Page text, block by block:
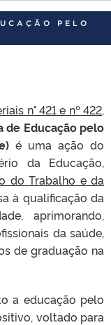
PELO
n° 421 e nº 422,
de Educação pelo
é uma ação do
da Educação,
do Trabalho e da
à qualificação da
aprimorando,
da saúde,
de graduação na
a educação pelo
voltado para